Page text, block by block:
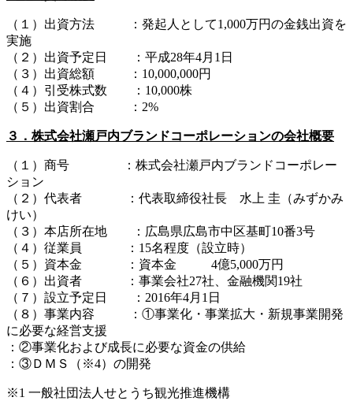
（１）出資方法 ：発起人として1,000万円の金銭出資を
実施
（２）出資予定日 ：平成28年4月1日
（３）出資総額 ：10,000,000円
（４）引受株式数 ：10,000株
（５）出資割合 ：2%
３．株式会社瀬戸内ブランドコーポレーションの会社概要
（１）商号 ：株式会社瀬戸内ブランドコーポレー
ション
（２）代表者 ：代表取締役社長 水上 圭（みずかみ
けい）
（３）本店所在地 ：広島県広島市中区基町10番3号
（４）従業員 ：15名程度（設立時）
（５）資本金 ：資本金 4億5,000万円
（６）出資者 ：事業会社27社、金融機関19社
（７）設立予定日 ：2016年4月1日
（８）事業内容 ：①事業化・事業拡大・新規事業開発
に必要な経営支援
：②事業化および成長に必要な資金の供給
：③ＤＭＳ（※4）の開発
※1 一般社団法人せとうち観光推進機構